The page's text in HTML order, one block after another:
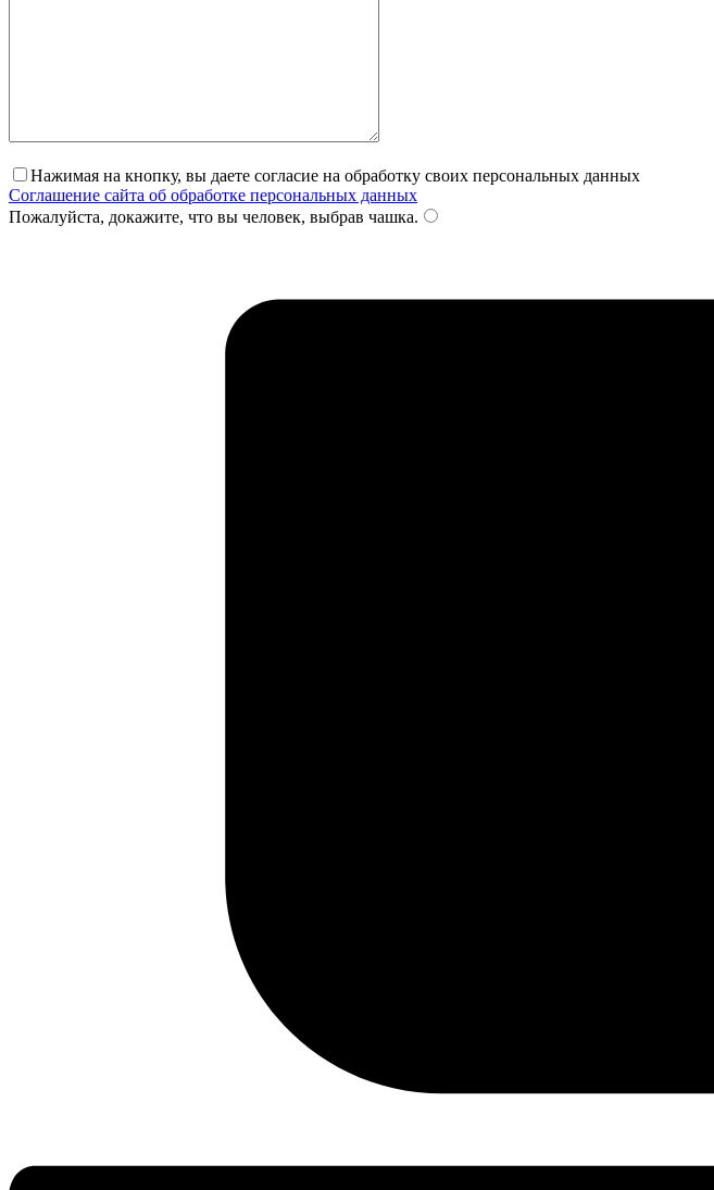
Нажимая на кнопку, вы даете согласие на обработку своих персональных данных
Соглашение сайта об обработке персональных данных
Пожалуйста, докажите, что вы человек, выбрав чашка.